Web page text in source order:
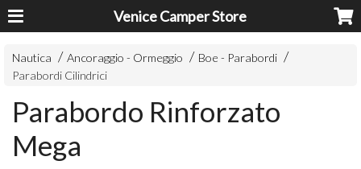
Venice Camper Store
Nautica Ancoraggio - Ormeggio
Boe - Parabordi
Parabordi Cilindrici
Parabordo Rinforzato
Mega